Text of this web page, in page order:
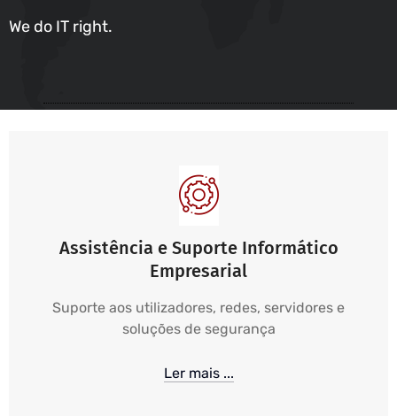
We do IT right.
Assistência e Suporte Informático
Empresarial
Suporte aos utilizadores, redes, servidores e
soluções de segurança
Ler mais ...